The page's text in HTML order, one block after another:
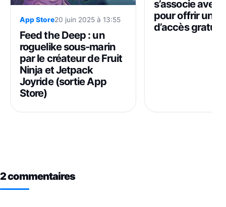
App Store20 juin 2025 à 13:55
Feed the Deep : un
roguelike sous-marin
par le créateur de Fruit
Ninja et Jetpack
Joyride (sortie App
Store)
s’associe avec
pour offrir un
d’accès gratuit
2 commentaires